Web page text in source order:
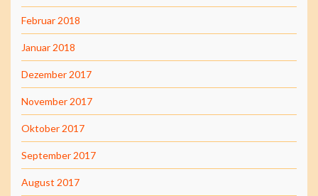
Februar 2018
Januar 2018
Dezember 2017
November 2017
Oktober 2017
September 2017
August 2017